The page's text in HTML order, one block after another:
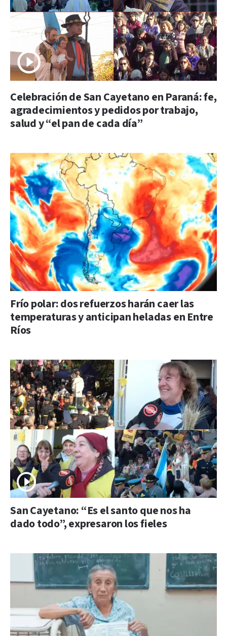
Celebración de San Cayetano en Paraná: fe,
agradecimientos y pedidos por trabajo,
salud y “el pan de cada día”
Frío polar: dos refuerzos harán caer las
temperaturas y anticipan heladas en Entre
Ríos
San Cayetano: “Es el santo que nos ha
dado todo”, expresaron los fieles